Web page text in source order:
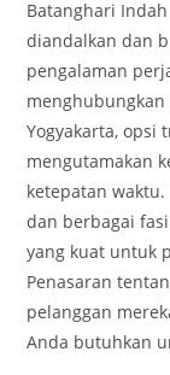
Batanghari
diandalkan dan
pengalaman
menghubungkan
Yogyakarta, opsi
mengutamakan
ketepatan
dan berbagai
yang kuat untuk
Penasaran
pelanggan
Anda butuhkan